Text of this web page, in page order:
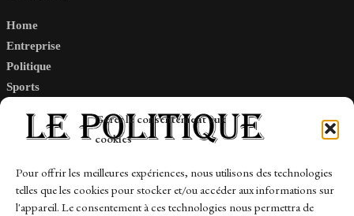
Gérer le consentement aux
cookies
Pour offrir les meilleures expériences, nous utilisons des technologies
telles que les cookies pour stocker et/ou accéder aux informations sur
l'appareil. Le consentement à ces technologies nous permettra de
Home
Entreprise
Politique
Sports
Links